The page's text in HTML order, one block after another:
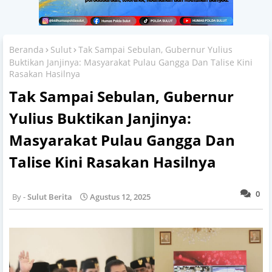
Beranda Sulut Tak Sampai Sebulan, Gubernur Yulius
Buktikan Janjinya: Masyarakat Pulau Gangga Dan Talise Kini
Rasakan Hasilnya
Tak Sampai Sebulan, Gubernur
Yulius Buktikan Janjinya:
Masyarakat Pulau Gangga Dan
Talise Kini Rasakan Hasilnya
0
Sulut Berita Agustus 12, 2025